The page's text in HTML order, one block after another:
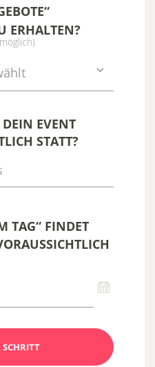
ERHALTEN?
EVENT
STATT?
TAG“ FINDET
SCHRITT